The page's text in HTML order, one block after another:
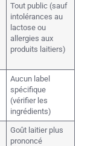
Tout public (sauf
intolérances au
lactose ou
allergies aux
produits laitiers)
Aucun label
spécifique
(vérifier les
ingrédients)
Goût laitier plus
prononcé